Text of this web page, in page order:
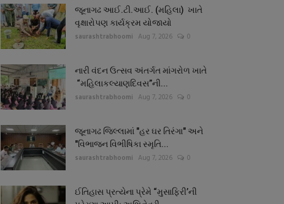
જૂનાગઢ આઈ.ટી.આઈ. (મહિલા) ખાતે
વૃક્ષારોપણ કાર્યક્રમ યોજાયો
saurashtrabhoomi Aug 7, 2026 0
નારી વંદન ઉત્સવ અંતર્ગત માંગરોળ ખાતે
“મહિલાકલ્યાણદિવસ”ની...
saurashtrabhoomi Aug 7, 2026 0
જૂનાગઢ જિલ્લામાં "હર ઘર તિરંગા" અને
"વિભાજન વિભીષિકા સ્મૃતિ...
saurashtrabhoomi Aug 7, 2026 0
ઈતિહાસ પ્રત્યેના પ્રેમે “મુસાફિરી’ની